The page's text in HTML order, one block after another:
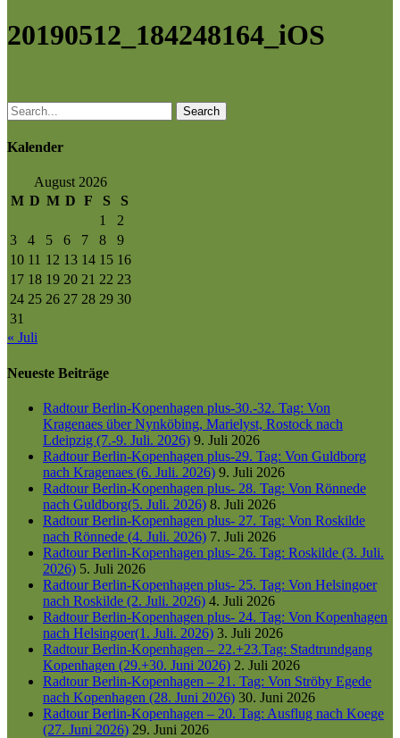
20190512_184248164_iOS
Search
Kalender
August 2026
M D M D F S
S
1
2
3
4 5 6 7 8
9
10 11 12 13 14 15 16
17 18 19 20 21 22 23
24 25 26 27 28 29 30
31
« Juli
Neueste Beiträge
Radtour Berlin-Kopenhagen plus-30.-32. Tag: Von
Kragenaes über Nynköbing, Marielyst, Rostock nach
Ldeipzig (7.-9. Juli. 2026) 9. Juli 2026
Radtour Berlin-Kopenhagen plus-29. Tag: Von Guldborg
nach Kragenaes (6. Juli. 2026) 9. Juli 2026
Radtour Berlin-Kopenhagen plus- 28. Tag: Von Rönnede
nach Guldborg(5. Juli. 2026) 8. Juli 2026
Radtour Berlin-Kopenhagen plus- 27. Tag: Von Roskilde
nach Rönnede (4. Juli. 2026) 7. Juli 2026
Radtour Berlin-Kopenhagen plus- 26. Tag: Roskilde (3. Juli.
2026) 5. Juli 2026
Radtour Berlin-Kopenhagen plus- 25. Tag: Von Helsingoer
nach Roskilde (2. Juli. 2026) 4. Juli 2026
Radtour Berlin-Kopenhagen plus- 24. Tag: Von Kopenhagen
nach Helsingoer(1. Juli. 2026) 3. Juli 2026
Radtour Berlin-Kopenhagen – 22.+23.Tag: Stadtrundgang
Kopenhagen (29.+30. Juni 2026) 2. Juli 2026
Radtour Berlin-Kopenhagen – 21. Tag: Von Ströby Egede
nach Kopenhagen (28. Juni 2026) 30. Juni 2026
Radtour Berlin-Kopenhagen – 20. Tag: Ausflug nach Koege
(27. Juni 2026) 29. Juni 2026